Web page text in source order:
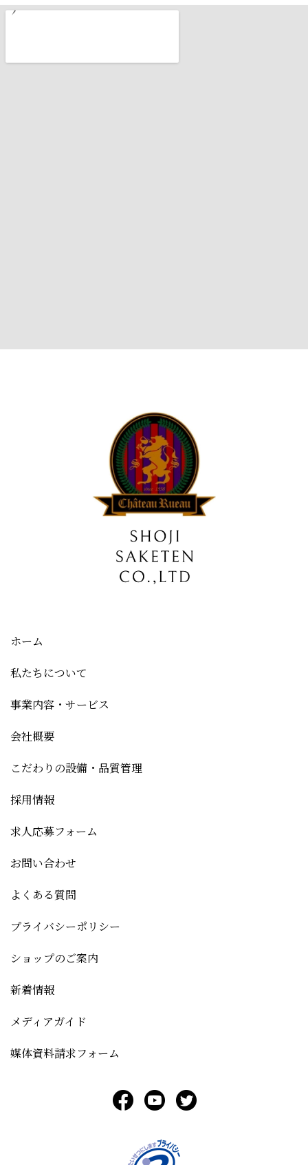
ホーム
私たちについて
事業内容・サービス
会社概要
こだわりの設備・品質管理
採用情報
求人応募フォーム
お問い合わせ
よくある質問
プライバシーポリシー
ショップのご案内
新着情報
メディアガイド
媒体資料請求フォーム